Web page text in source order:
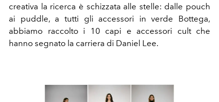
creativa la ricerca è schizzata alle stelle: dalle pouch
ai puddle, a tutti gli accessori in verde Bottega,
abbiamo raccolto i 10 capi e accessori cult che
hanno segnato la carriera di Daniel Lee.